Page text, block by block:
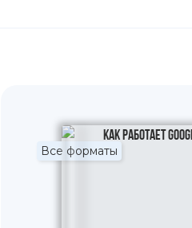
Все форматы